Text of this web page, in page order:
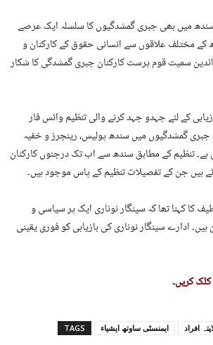
سندھ میں بھی جبری گمشدگیوں کا سلسلہ ایک عرصے
کے مختلف علاقوں سے انسانی حقوق کے کارکنان و
سمیت قوم پرست کارکنان جبری گمشدگی کا شکار
کے لئے جہدو جہد کرنے والی تنظیم وائس فار
گمشدگیوں میں سندھ پولیس، رینجرز و خفیہ
ہے۔ تنظیم کے مطابق سندھ سے اب تک درجنوں کارکنان
ہیں جن کے تفصیلات تنظیم کے پاس موجود ہیں۔
کا کہنا تھا کہ سینگار نوناری ایک پر سیاسی و
ادارے سینگار نوناری کی بازیابی کو فوری یقینی
کریں۔
TAGS ایمنسٹی ساوتھ ایشیاء افراد